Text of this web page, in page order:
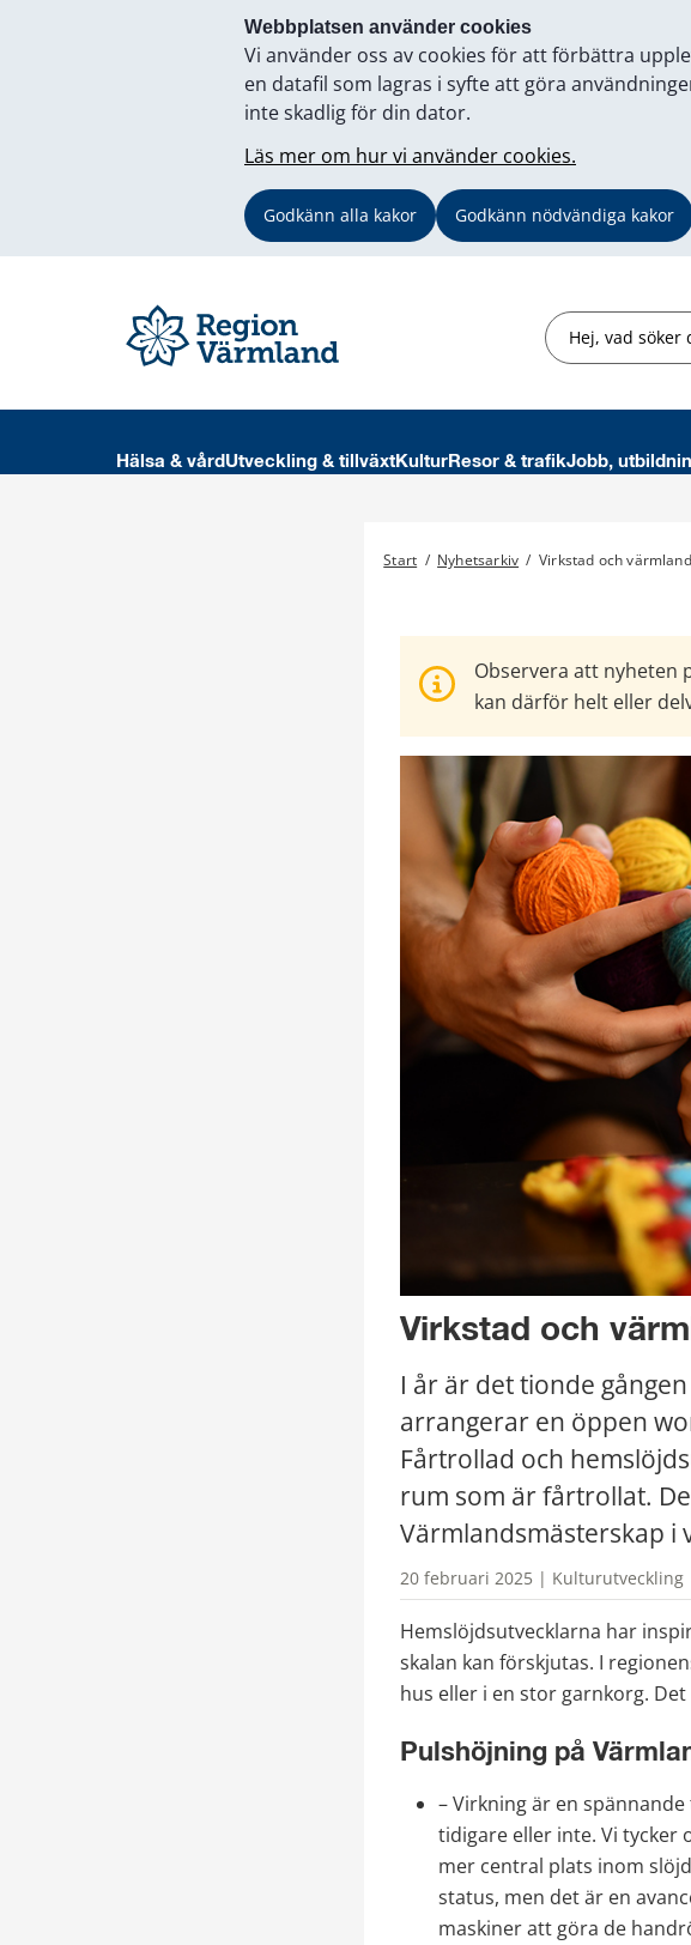
Webbplatsen använder cookies
Vi använder oss av cookies för att förbättra
en datafil som lagras i syfte att göra
inte skadlig för din dator.
Läs mer om hur vi använder cookies.
Godkänn alla kakor Godkänn nödvändiga kakor
Sök
Hälsa & vård Utveckling & tillväxtKulturResor & trafikJobb,
Start / Nyhetsarkiv / Virkstad och
Observera att nyheten
kan därför helt eller
Virkstad och
I år är det tionde
arrangerar en öppen
Fårtrollad och
rum som är fårtrollat.
Värmlandsmästerskap i
20 februari 2025 | Kulturutveckling
Hemslöjdsutvecklarna har
skalan kan förskjutas. I
hus eller i en stor garnkorg.
Pulshöjning på
– Virkning är en
tidigare eller inte. Vi tycker
mer central plats inom
status, men det är en
maskiner att göra de